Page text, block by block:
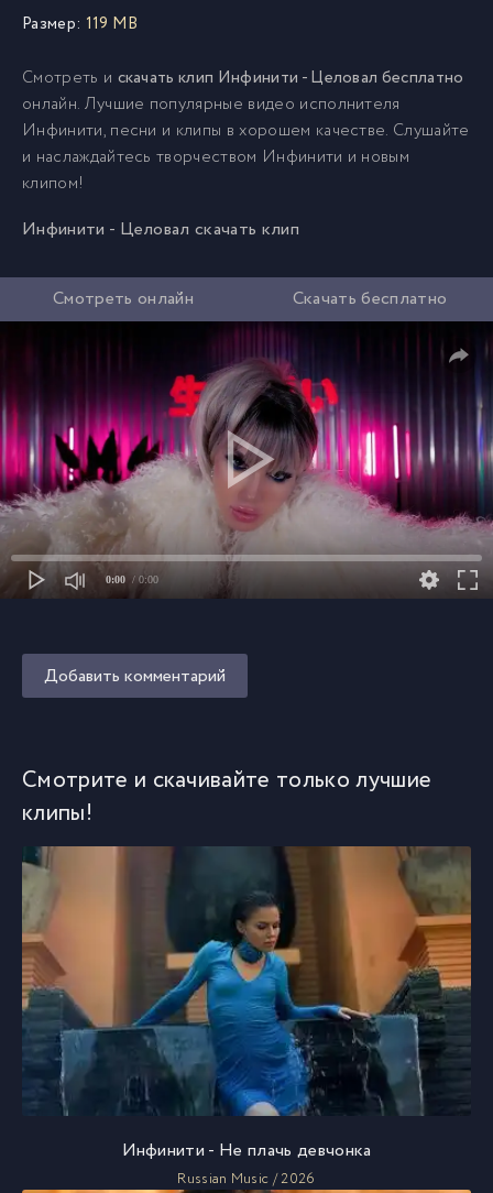
Размер: 119 MB
Смотреть и скачать клип Инфинити - Целовал бесплатно
онлайн. Лучшие популярные видео исполнителя
Инфинити, песни и клипы в хорошем качестве. Слушайте
и наслаждайтесь творчеством Инфинити и новым
клипом!
Инфинити - Целовал скачать клип
Смотреть онлайн Скачать бесплатно
0:00 / 0:00
Добавить комментарий
Смотрите и скачивайте только лучшие
клипы!
Инфинити - Не плачь девчонка
Russian Music / 2026